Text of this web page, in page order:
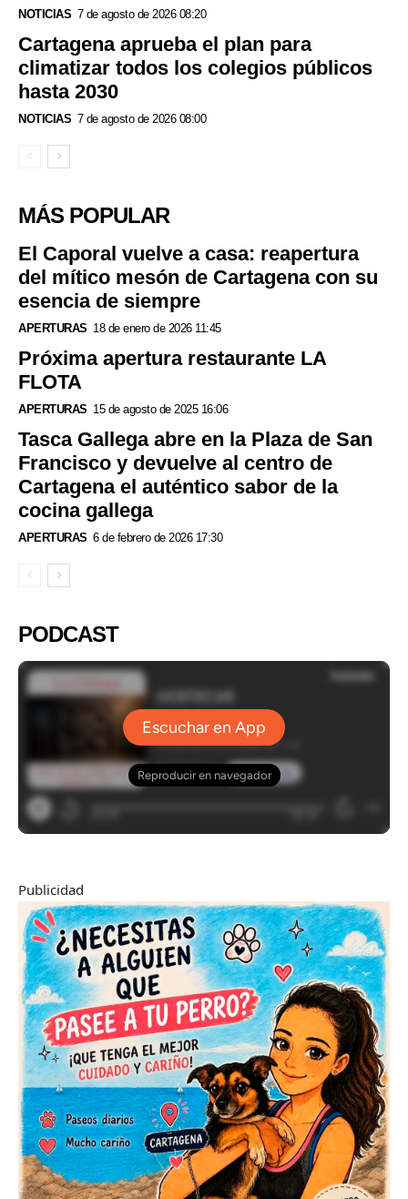
NOTICIAS 7 de agosto de 2026 08:20
Cartagena aprueba el plan para
climatizar todos los colegios públicos
hasta 2030
NOTICIAS 7 de agosto de 2026 08:00
MÁS POPULAR
El Caporal vuelve a casa: reapertura
del mítico mesón de Cartagena con su
esencia de siempre
APERTURAS 18 de enero de 2026 11:45
Próxima apertura restaurante LA
FLOTA
APERTURAS 15 de agosto de 2025 16:06
Tasca Gallega abre en la Plaza de San
Francisco y devuelve al centro de
Cartagena el auténtico sabor de la
cocina gallega
APERTURAS 6 de febrero de 2026 17:30
PODCAST
Publicidad